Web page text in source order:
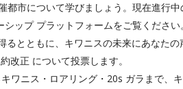
市について学びましょう。現在進行中
ップ プラットフォームをご覧ください
るとともに、キワニスの未来にあなた
改正 について投票します。
ワニス・ロアリング・20s ガラまで、